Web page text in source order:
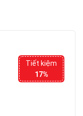
Tiết kiệm
17%